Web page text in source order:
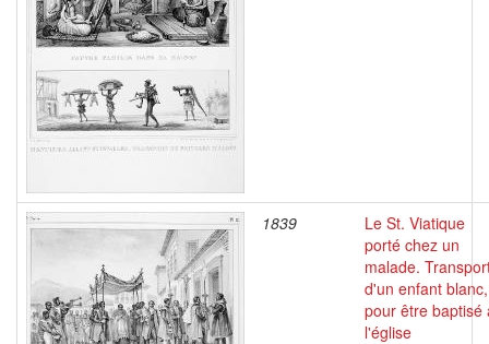
1839
Le St. Viatique
porté chez un
malade.
d'un enfant blanc,
pour être baptisé
l'église